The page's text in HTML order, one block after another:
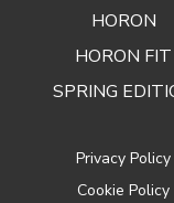
HORON
HORON FIT
SPRING
Privacy Policy
Cookie Policy